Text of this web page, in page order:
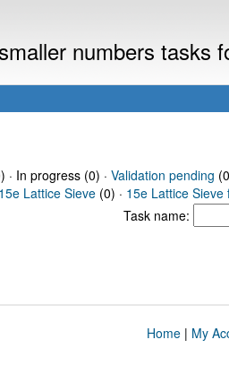
numbers tasks
· In progress (0) · Validation pending
15e Lattice Sieve (0) · 15e Lattice
Task name:
Home| My